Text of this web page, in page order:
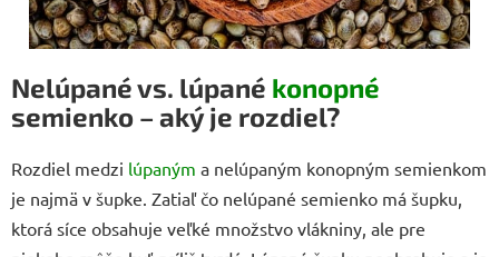
Nelúpané vs. lúpané konopné
semienko – aký je rozdiel?
Rozdiel medzi lúpaným a nelúpaným konopným semienkom
je najmä v šupke. Zatiaľ čo nelúpané semienko má šupku,
ktorá síce obsahuje veľké množstvo vlákniny, ale pre